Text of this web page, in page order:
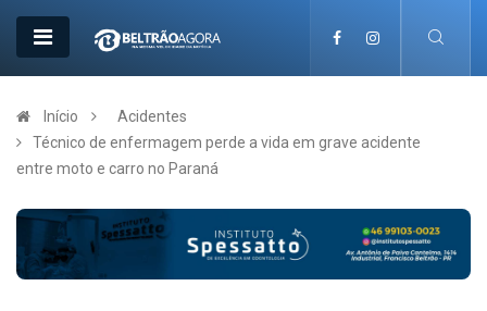
Início
Acidentes
Técnico de enfermagem perde a vida em grave acidente
entre moto e carro no Paraná